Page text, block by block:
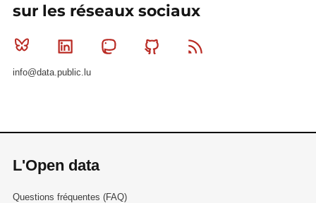
sur les réseaux sociaux
Bluesky Linkedin MastodonGithub
info@data.public.lu
L'Open data
Questions fréquentes (FAQ)